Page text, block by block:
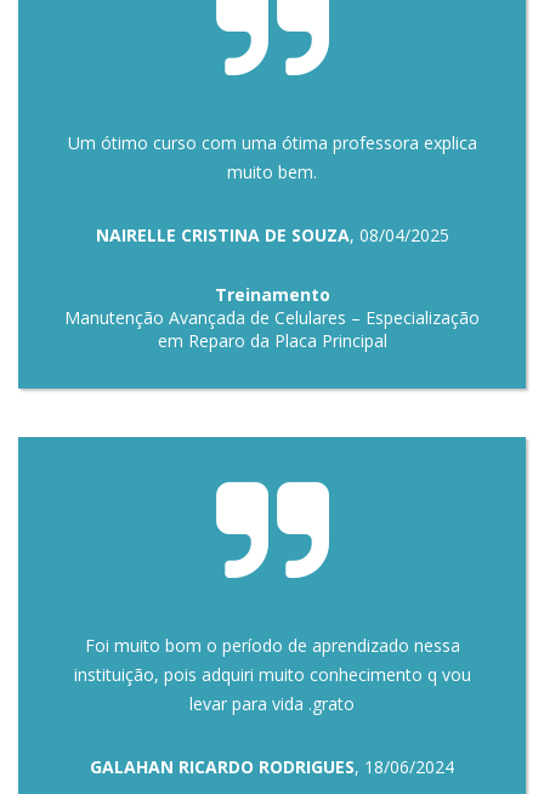
Um ótimo curso com uma ótima professora explica
muito bem.
NAIRELLE CRISTINA DE SOUZA, 08/04/2025
Treinamento
Manutenção Avançada de Celulares – Especialização
em Reparo da Placa Principal
Foi muito bom o período de aprendizado nessa
instituição, pois adquiri muito conhecimento q vou
levar para vida .grato
GALAHAN RICARDO RODRIGUES, 18/06/2024